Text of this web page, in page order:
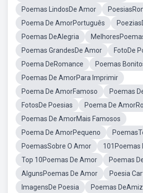
Poemas LindosDe Amor
Poema De AmorPortuguês
Poemas DeAlegria
Poemas GrandesDe Amor
FotoDe
Poema DeRomance
Poemas
Poemas De AmorPara Imprimir
Poema De AmorFamoso
Poemas
FotosDe Poesias
Poema De
Poemas De AmorMais Famosos
Poema De AmorPequeno
PoemasSobre O Amor
101Poemas
Top 10Poemas De Amor
Poemas
AlgunsPoemas De Amor
Poesia
ImagensDe Poesia
Poemas